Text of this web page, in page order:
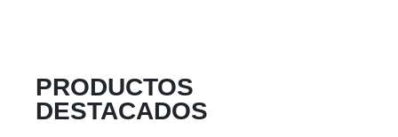
PRODUCTOS
DESTACADOS